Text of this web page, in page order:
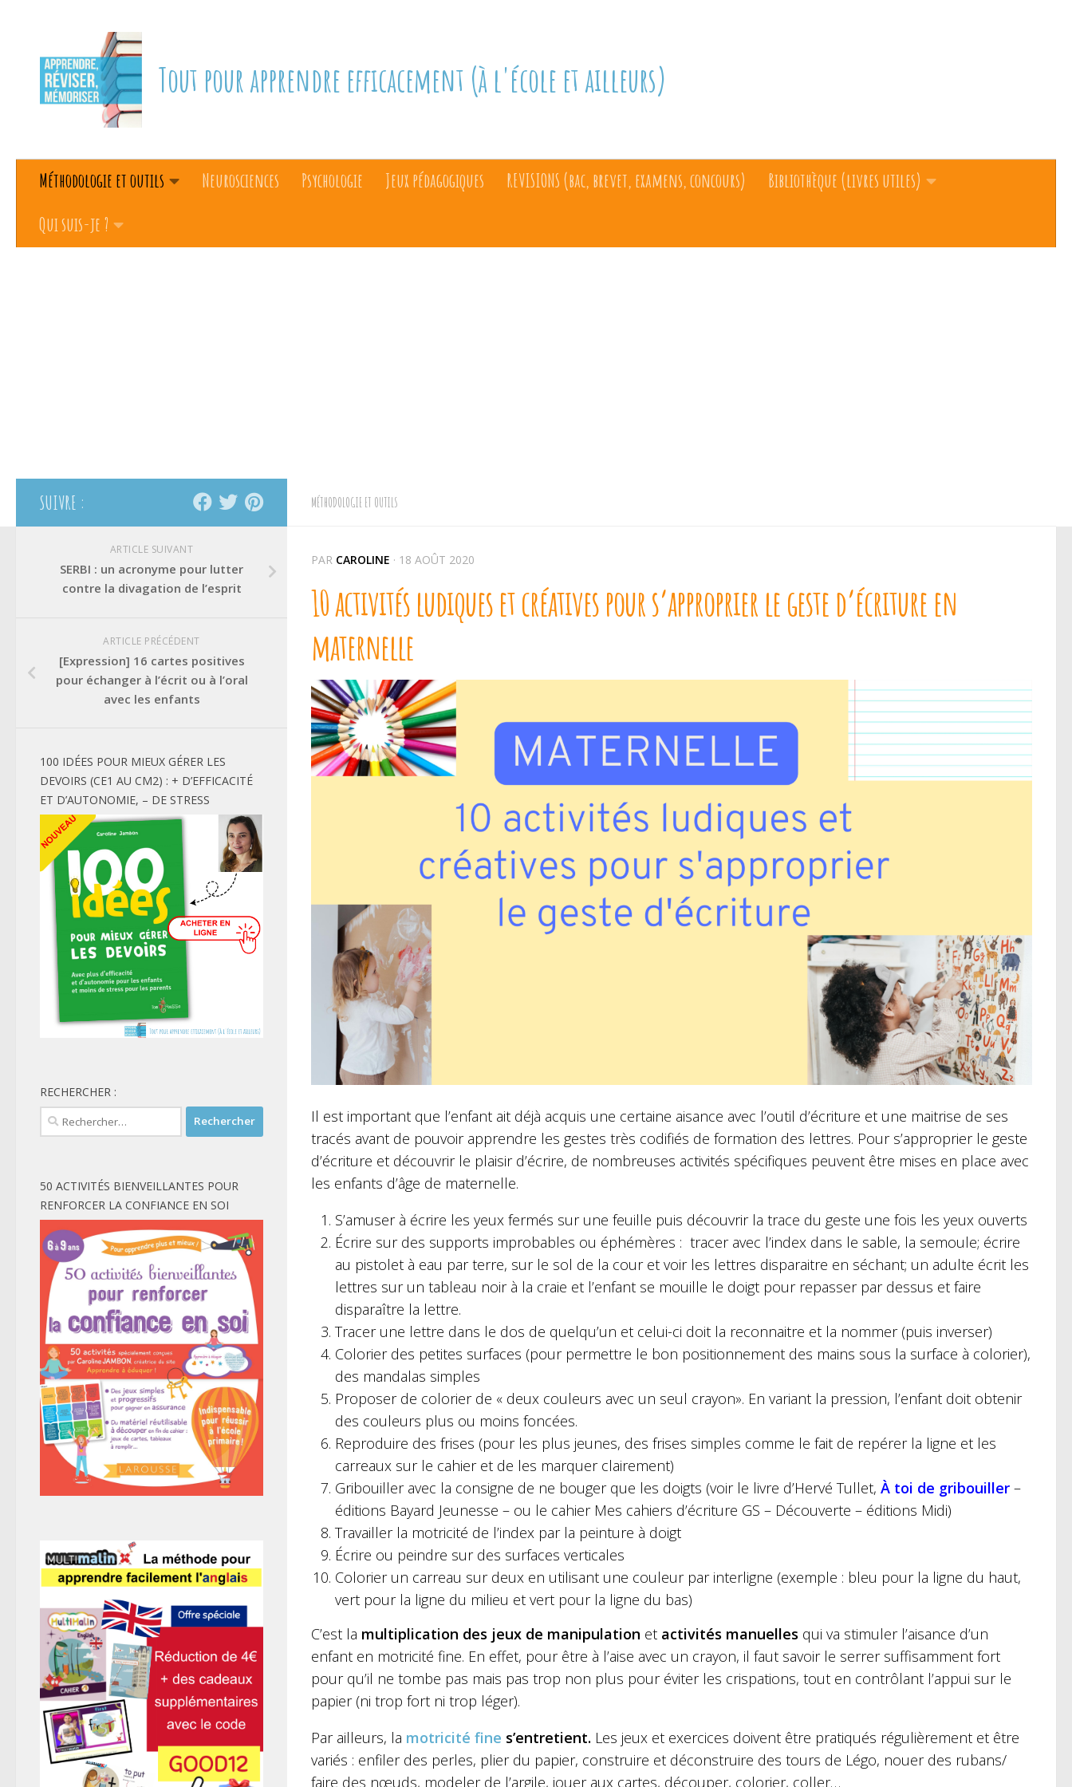
Tout pour apprendre efficacement (à l'école et ailleurs)
Méthodologie et outils Neurosciences Psychologie Jeux pédagogiques REVISIONS (bac, brevet, examens, concours)
Bibliothèque (livres utiles)
Qui suis-je ?
MÉTHODOLOGIE ET OUTILS
PAR CAROLINE · 18 AOÛT 2020
10 activités ludiques et créatives pour s’approprier le geste d’écriture en
maternelle
Il est important que l’enfant ait déjà acquis une certaine aisance avec l’outil d’écriture et une maitrise de ses
tracés avant de pouvoir apprendre les gestes très codifiés de formation des lettres. Pour s’approprier le geste
d’écriture et découvrir le plaisir d’écrire, de nombreuses activités spécifiques peuvent être mises en place avec
les enfants d’âge de maternelle.
S’amuser à écrire les yeux fermés sur une feuille puis découvrir la trace du geste une fois les yeux ouverts
Écrire sur des supports improbables ou éphémères : tracer avec l’index dans le sable, la semoule; écrire
au pistolet à eau par terre, sur le sol de la cour et voir les lettres disparaitre en séchant; un adulte écrit les
lettres sur un tableau noir à la craie et l’enfant se mouille le doigt pour repasser par dessus et faire
disparaître la lettre.
Tracer une lettre dans le dos de quelqu’un et celui-ci doit la reconnaitre et la nommer (puis inverser)
Colorier des petites surfaces (pour permettre le bon positionnement des mains sous la surface à colorier),
des mandalas simples
Proposer de colorier de « deux couleurs avec un seul crayon». En variant la pression, l’enfant doit obtenir
des couleurs plus ou moins foncées.
Reproduire des frises (pour les plus jeunes, des frises simples comme le fait de repérer la ligne et les
carreaux sur le cahier et de les marquer clairement)
Gribouiller avec la consigne de ne bouger que les doigts (voir le livre d’Hervé Tullet, À toi de gribouiller –
éditions Bayard Jeunesse – ou le cahier Mes cahiers d’écriture GS – Découverte – éditions Midi)
Travailler la motricité de l’index par la peinture à doigt
Écrire ou peindre sur des surfaces verticales
Colorier un carreau sur deux en utilisant une couleur par interligne (exemple : bleu pour la ligne du haut,
vert pour la ligne du milieu et vert pour la ligne du bas)
C’est la multiplication des jeux de manipulation et activités manuelles qui va stimuler l’aisance d’un
enfant en motricité fine. En effet, pour être à l’aise avec un crayon, il faut savoir le serrer suffisamment fort
pour qu’il ne tombe pas mais pas trop non plus pour éviter les crispations, tout en contrôlant l’appui sur le
papier (ni trop fort ni trop léger).
Par ailleurs, la motricité fine s’entretient. Les jeux et exercices doivent être pratiqués régulièrement et être
variés : enfiler des perles, plier du papier, construire et déconstruire des tours de Légo, nouer des rubans/
faire des nœuds, modeler de l’argile, jouer aux cartes, découper, colorier, coller…
SUIVRE :
ARTICLE SUIVANT
SERBI : un acronyme pour lutter
contre la divagation de l’esprit
ARTICLE PRÉCÉDENT
[Expression] 16 cartes positives
pour échanger à l’écrit ou à l’oral
avec les enfants
100 IDÉES POUR MIEUX GÉRER LES
DEVOIRS (CE1 AU CM2) : + D’EFFICACITÉ
ET D’AUTONOMIE, – DE STRESS
RECHERCHER :
Rechercher :
50 ACTIVITÉS BIENVEILLANTES POUR
RENFORCER LA CONFIANCE EN SOI